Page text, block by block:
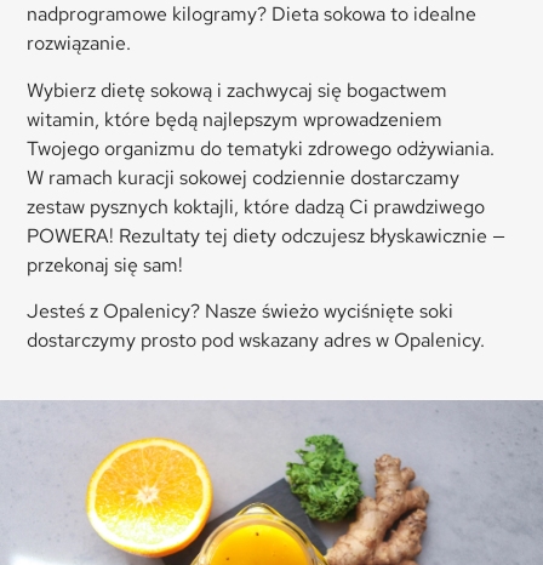
nadprogramowe kilogramy? Dieta sokowa to idealne
rozwiązanie.
Wybierz dietę sokową i zachwycaj się bogactwem
witamin, które będą najlepszym wprowadzeniem
Twojego organizmu do tematyki zdrowego odżywiania.
W ramach kuracji sokowej codziennie dostarczamy
zestaw pysznych koktajli, które dadzą Ci prawdziwego
POWERA! Rezultaty tej diety odczujesz błyskawicznie —
przekonaj się sam!
Jesteś z Opalenicy? Nasze świeżo wyciśnięte soki
dostarczymy prosto pod wskazany adres w Opalenicy.